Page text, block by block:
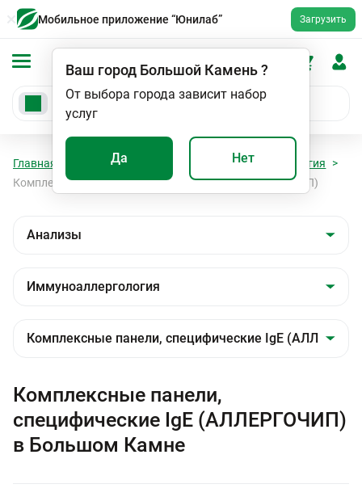
Мобильное приложение “Юнилаб” Загрузить
Ваш город Большой Камень?
От выбора города зависит набор
услуг
Да Нет
Главная Анализы
Иммуноаллергология
Комплексные панели, специфические IgE (АЛЛЕРГОЧИП)
Комплексные панели,
специфические IgE (АЛЛЕРГОЧИП)
в Большом Камне